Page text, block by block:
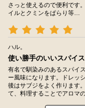
さっと使えるので便利です
イルとクミンをぱらり等…
ハル。
使い勝手のいいスパイス
有名で馴染みのあるスパイ
ー風味になります。ドレッ
後はサブジをよく作ります
て、料理することでアロマ